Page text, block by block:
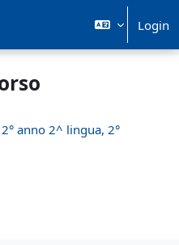
Login
anno 2^ lingua, 2°